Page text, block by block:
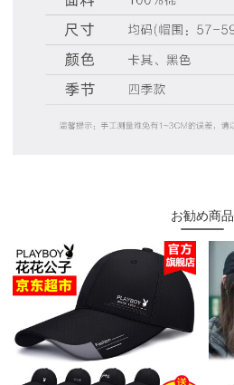
お勧め商品